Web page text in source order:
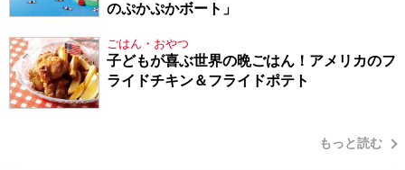
のぷかぷかボート」
ごはん・おやつ
子どもが喜ぶ世界の晩ごはん！アメリカのフ
ライドチキン＆フライドポテト
もっと読む